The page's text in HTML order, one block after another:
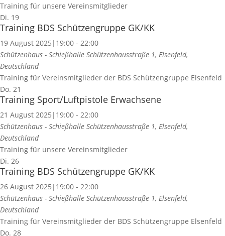
Training für unsere Vereinsmitglieder
Di. 19
Training BDS Schützengruppe GK/KK
19 August 2025|19:00 - 22:00
Schützenhaus - Schießhalle Schützenhausstraße 1, Elsenfeld,
Deutschland
Training für Vereinsmitglieder der BDS Schützengruppe Elsenfeld
Do. 21
Training Sport/Luftpistole Erwachsene
21 August 2025|19:00 - 22:00
Schützenhaus - Schießhalle Schützenhausstraße 1, Elsenfeld,
Deutschland
Training für unsere Vereinsmitglieder
Di. 26
Training BDS Schützengruppe GK/KK
26 August 2025|19:00 - 22:00
Schützenhaus - Schießhalle Schützenhausstraße 1, Elsenfeld,
Deutschland
Training für Vereinsmitglieder der BDS Schützengruppe Elsenfeld
Do. 28